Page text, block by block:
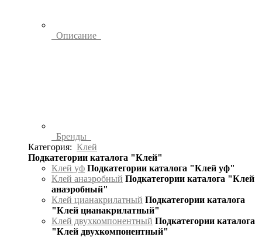
Описание
Бренды
Категория: Клей
Подкатегории каталога "Клей"
Клей уф Подкатегории каталога "Клей уф"
Клей анаэробный Подкатегории каталога "Клей
анаэробный"
Клей цианакрилатный Подкатегории каталога
"Клей цианакрилатный"
Клей двухкомпонентный Подкатегории каталога
"Клей двухкомпонентный"